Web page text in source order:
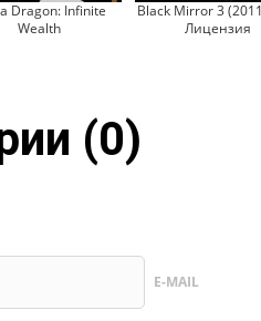
Dragon: Infinite
Wealth
Black Mirror 3
Лицензия
(0)
E-MAIL